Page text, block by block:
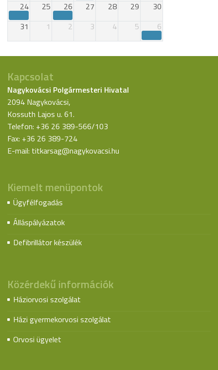
24
25 26 27 28 29
30
31
1 2 3 4 5 6
Kapcsolat
Nagykovácsi Polgármesteri Hivatal
2094 Nagykovácsi,
Kossuth Lajos u. 61.
Telefon: +36 26 389-566/103
Fax: +36 26 389-724
E-mail: titkarsag@nagykovacsi.hu
Kiemelt menüpontok
Ügyfélfogadás
Álláspályázatok
Defibrillátor készülék
Közérdekű információk
Háziorvosi szolgálat
Házi gyermekorvosi szolgálat
Orvosi ügyelet